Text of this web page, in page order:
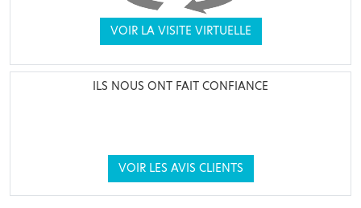
VOIR LA VISITE VIRTUELLE
ILS NOUS ONT FAIT CONFIANCE
VOIR LES AVIS CLIENTS